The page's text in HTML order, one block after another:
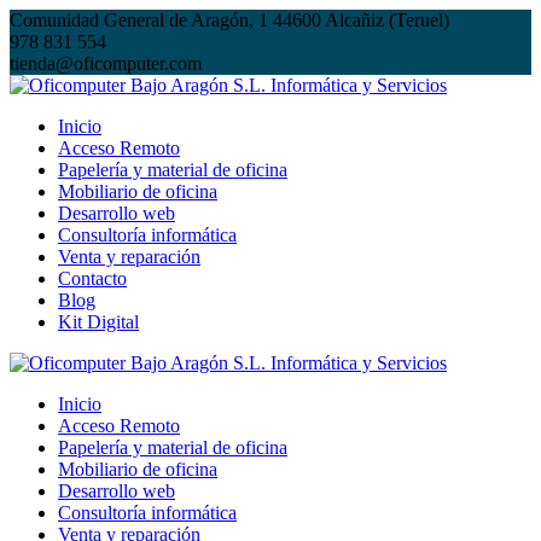
Saltar
al
contenido
Comunidad General de Aragón, 1 44600 Alcañiz (Teruel)
978 831 554
tienda@oficomputer.com
Inicio
Acceso Remoto
Papelería y material de oficina
Mobiliario de oficina
Desarrollo web
Consultoría informática
Venta y reparación
Contacto
Blog
Kit Digital
Inicio
Acceso Remoto
Papelería y material de oficina
Mobiliario de oficina
Desarrollo web
Consultoría informática
Venta y reparación